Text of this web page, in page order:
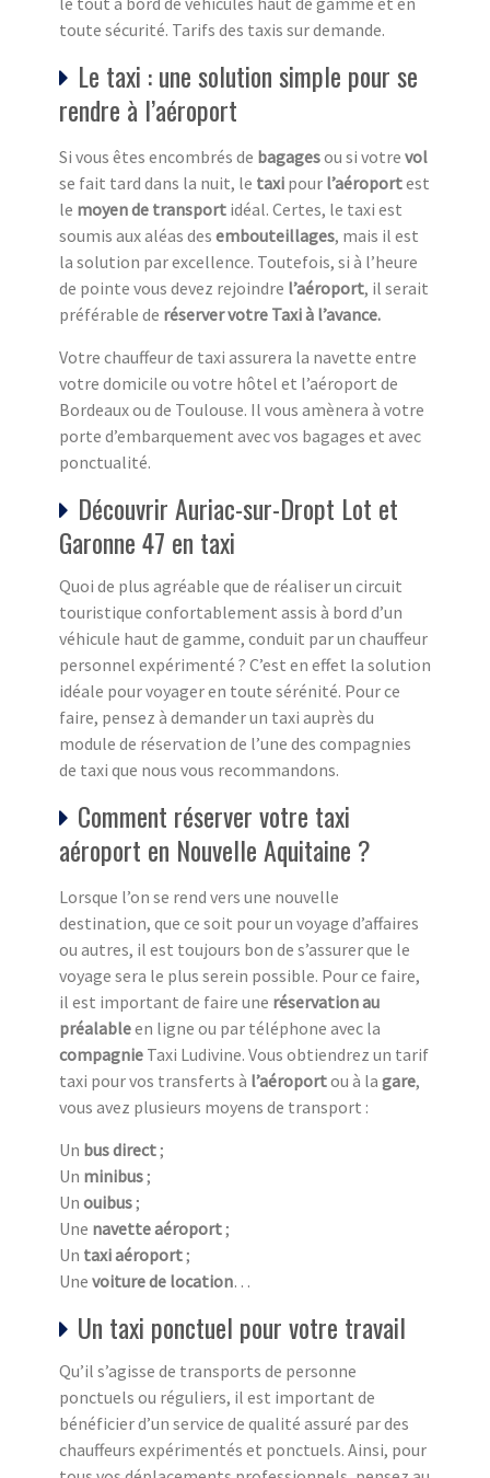
toute sécurité. Tarifs des taxis sur demande.
Le taxi : une solution simple pour se
rendre à l’aéroport
Si vous êtes encombrés de bagagesou si votre vol
se fait tard dans la nuit, le taxi pour l’aéroportest
le moyen de transport idéal. Certes, le taxi est
soumis aux aléas des embouteillages, mais il est
la solution par excellence. Toutefois, si à l’heure
de pointe vous devez rejoindre l’aéroport, il serait
préférable de réserver votre Taxi à l’avance.
Votre chauffeur de taxi assurera la navette entre
votre domicile ou votre hôtel et l’aéroport de
Bordeaux ou de Toulouse. Il vous amènera à votre
porte d’embarquement avec vos bagages et avec
ponctualité.
Découvrir Auriac-sur-Dropt Lot et
Garonne 47 en taxi
Quoi de plus agréable que de réaliser un circuit
touristique confortablement assis à bord d’un
véhicule haut de gamme, conduit par un chauffeur
personnel expérimenté ? C’est en effet la solution
idéale pour voyager en toute sérénité. Pour ce
faire, pensez à demander un taxi auprès du
module de réservation de l’une des compagnies
de taxi que nous vous recommandons.
Comment réserver votre taxi
aéroport en Nouvelle Aquitaine ?
Lorsque l’on se rend vers une nouvelle
destination, que ce soit pour un voyage d’affaires
ou autres, il est toujours bon de s’assurer que le
voyage sera le plus serein possible. Pour ce faire,
il est important de faire une réservation au
préalableen ligne ou par téléphone avec la
compagnie Taxi Ludivine. Vous obtiendrez un tarif
taxi pour vos transferts à l’aéroportou à la gare,
vous avez plusieurs moyens de transport :
Un bus direct;
Un minibus;
Un ouibus;
Une navette aéroport;
Un taxi aéroport;
Une voiture de location…
Un taxi ponctuel pour votre travail
Qu’il s’agisse de transports de personne
ponctuels ou réguliers, il est important de
bénéficier d’un service de qualité assuré par des
chauffeurs expérimentés et ponctuels. Ainsi, pour